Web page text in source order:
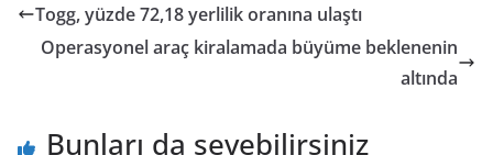
Togg, yüzde 72,18 yerlilik oranına ulaştı
Operasyonel araç kiralamada büyüme beklenenin
altında
Bunları da sevebilirsiniz